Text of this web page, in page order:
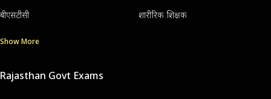
बीएसटीसी शारीरिक शिक्षक
Show More
Rajasthan Govt Exams